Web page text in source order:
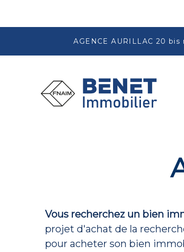
AGENCE AURILLAC 20
Vous recherchez un bien
projet d'achat de la
pour acheter son bien